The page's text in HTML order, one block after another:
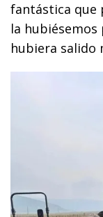
fantástica que
la
hubiera salido